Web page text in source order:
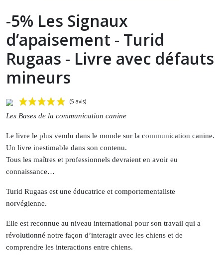
-5% Les Signaux
d’apaisement - Turid
Rugaas - Livre avec défauts
mineurs
Les Bases de la communication canine
Le livre le plus vendu dans le monde sur la communication canine.
Un livre inestimable dans son contenu.
Tous les maîtres et professionnels devraient en avoir eu
connaissance…
Turid Rugaas est une éducatrice et comportementaliste
norvégienne.
Elle est reconnue au niveau international pour son travail qui a
révolutionné notre façon d’interagir avec les chiens et de
comprendre les interactions entre chiens.